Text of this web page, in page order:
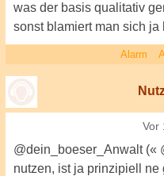
was der basis qualitativ
sonst blamiert man sich ja
Alarm
Vor
@dein_boeser_Anwalt («
nutzen, ist ja prinzipiell ne